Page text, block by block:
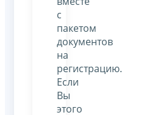
с
пакетом
документов
на
регистрацию.
Если
Вы
этого